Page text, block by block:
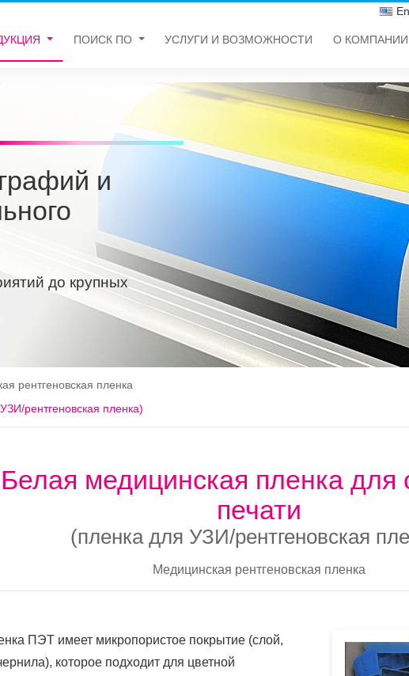
ПОИСК ПО УСЛУГИ И ВОЗМОЖНОСТИ О КОМПАНИИ
и
до крупных
рентгеновская пленка
рентгеновская пленка)
Белая медицинская пленка для
печати
(пленка для УЗИ/рентгеновская
Медицинская рентгеновская пленка
ПЭТ имеет микропористое покрытие (слой,
которое подходит для цветной